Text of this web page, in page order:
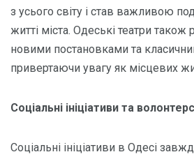
з усього світу і став важливою
житті міста. Одеські театри також
новими постановками та
привертаючи увагу як місцевих
Соціальні ініціативи та
Соціальні ініціативи в Одесі